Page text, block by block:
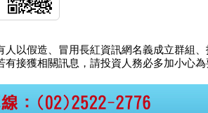
要子公司
有限公司
認113年
要子公司
有限公司
取得使用
人以假造、冒用長紅資訊網名義成立群組
有接獲相關訊息，請投資人務必多加小心